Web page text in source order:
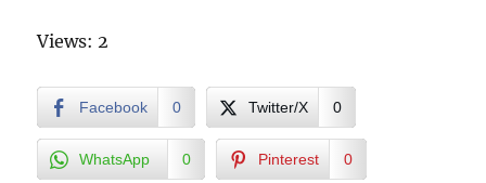
Views: 2
Facebook 0 Twitter/X 0
WhatsApp 0 Pinterest 0